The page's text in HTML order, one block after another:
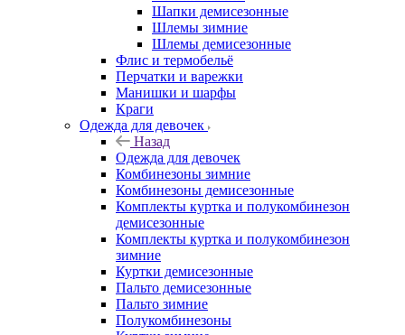
Шапки демисезонные
Шлемы зимние
Шлемы демисезонные
Флис и термобельё
Перчатки и варежки
Манишки и шарфы
Краги
Одежда для девочек
Назад
Одежда для девочек
Комбинезоны зимние
Комбинезоны демисезонные
Комплекты куртка и полукомбинезон
демисезонные
Комплекты куртка и полукомбинезон
зимние
Куртки демисезонные
Пальто демисезонные
Пальто зимние
Полукомбинезоны